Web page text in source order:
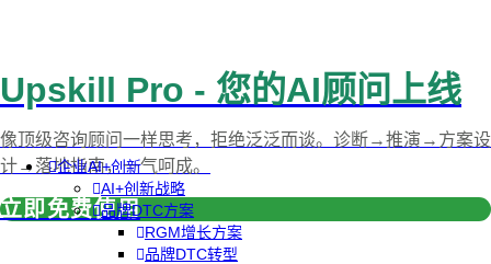
企业AI+创新
AI+创新战略
品牌DTC方案
RGM增长方案
品牌DTC转型
Upskill Pro - 您的AI顾问上线
像顶级咨询顾问一样思考，拒绝泛泛而谈。诊断→推演→方案设
计→落地指南，一气呵成。
立即免费使用